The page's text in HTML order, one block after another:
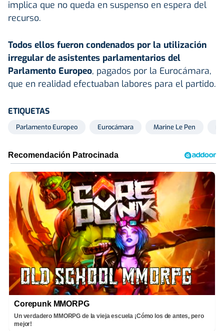
implica que no queda en suspenso en espera del
recurso.
Todos ellos fueron condenados por la utilización
irregular de asistentes parlamentarios del
Parlamento Europeo, pagados por la Eurocámara,
que en realidad efectuaban labores para el partido.
ETIQUETAS
Parlamento Europeo Eurocámara Marine Le Pen
Corepunk MMORPG
Un verdadero MMORPG de la vieja escuela ¡Cómo los de antes, pero
mejor!